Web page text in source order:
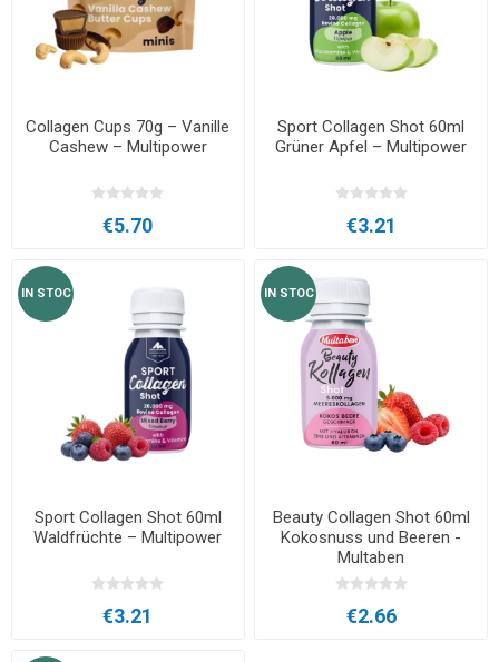
Collagen Cups 70g – Vanille
Cashew – Multipower
€5.70
Sport Collagen Shot 60ml
Grüner Apfel – Multipower
€3.21
IN STOC
Sport Collagen Shot 60ml
Waldfrüchte – Multipower
€3.21
IN STOC
Beauty Collagen Shot 60ml
Kokosnuss und Beeren -
Multaben
€2.66